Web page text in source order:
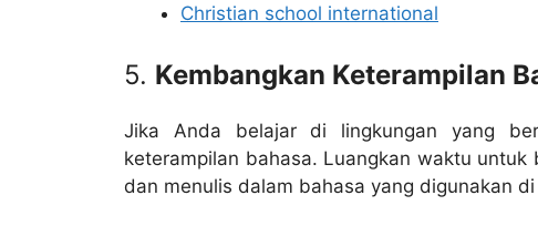
Christian school international
5. Kembangkan Keterampilan
Jika Anda belajar di lingkungan yang
keterampilan bahasa. Luangkan waktu
dan menulis dalam bahasa yang digunakan